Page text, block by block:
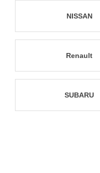
NISSAN
Renault
SUBARU